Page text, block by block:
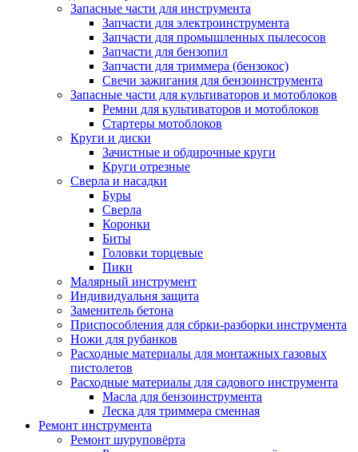
Запасные части для инструмента
Запчасти для электроинструмента
Запчасти для промышленных пылесосов
Запчасти для бензопил
Запчасти для триммера (бензокос)
Свечи зажигания для бензоинструмента
Запасные части для культиваторов и мотоблоков
Ремни для культиваторов и мотоблоков
Стартеры мотоблоков
Круги и диски
Зачистные и обдирочные круги
Круги отрезные
Сверла и насадки
Буры
Сверла
Коронки
Биты
Головки торцевые
Пики
Малярный инструмент
Индивидуальня защита
Заменитель бетона
Приспособления для сбрки-разборки инструмента
Ножи для рубанков
Расходные материалы для монтажных газовых
пистолетов
Расходные материалы для садового инструмента
Масла для бензоинструмента
Леска для триммера сменная
Ремонт инструмента
Ремонт шуруповёрта